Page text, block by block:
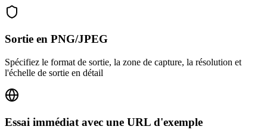
Sortie en PNG/JPEG
Spécifiez le format de sortie, la zone de capture, la résolution et
l'échelle de sortie en détail
Essai immédiat avec une URL d'exemple